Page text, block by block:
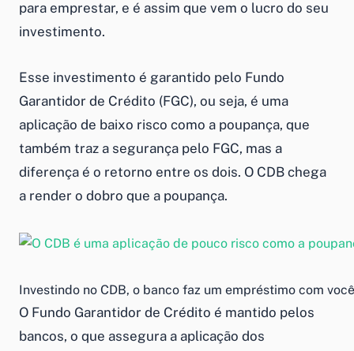
para emprestar, e é assim que vem o lucro do seu
investimento.
Esse investimento é garantido pelo Fundo
Garantidor de Crédito (FGC), ou seja, é uma
aplicação de baixo risco como a poupança, que
também traz a segurança pelo FGC, mas a
diferença é o retorno entre os dois. O CDB chega
a render o dobro que a poupança.
Investindo no CDB, o banco faz um empréstimo com
O Fundo Garantidor de Crédito é mantido pelos
bancos, o que assegura a aplicação dos